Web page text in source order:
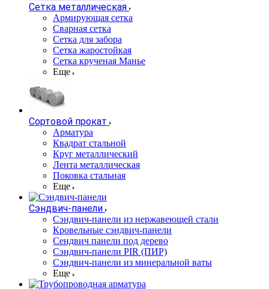
Сетка металлическая
Армирующая сетка
Сварная сетка
Сетка для забора
Сетка жаростойкая
Сетка крученая Манье
Еще
Сортовой прокат
Арматура
Квадрат стальной
Круг металлический
Лента металлическая
Поковка стальная
Еще
Сэндвич-панели
Cэндвич-панели из нержавеющей стали
Кровельные сэндвич-панели
Сендвич панели под дерево
Сэндвич-панели PIR (ПИР)
Сэндвич-панели из минеральной ваты
Еще